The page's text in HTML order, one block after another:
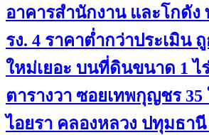
อาคารสำนักงาน และโกดัง
รง. 4 ราคาต่ำกว่าประเมิน
ใหม่เยอะ บนที่ดินขนาด 1 ไ
ตารางวา ซอยเทพกุญชร
ไอยรา คลองหลวง ปทุมธา